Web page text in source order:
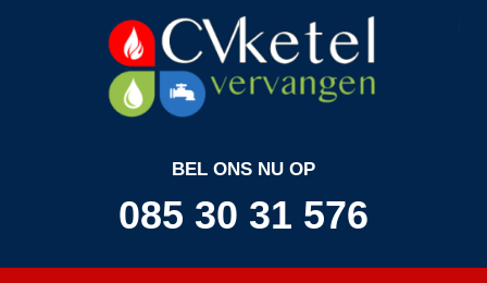
BEL ONS NU OP
085 30 31 576